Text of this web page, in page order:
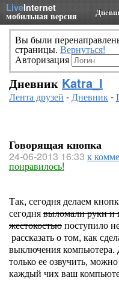
LiveInternet
мобильная версия
Вы были
страницы. Вернуться!
Авторизация
Дневник Katra_I
Лента друзей -Дневник-
Говорящая кнопка
24-06-2013 16:33 к
понравилось!
Так, сегодня делаем
сегоднявыломали руки и
жестокостьюпоступило
рассказать о том, как
выключения
только ее озвучить,
каждый чих ваш